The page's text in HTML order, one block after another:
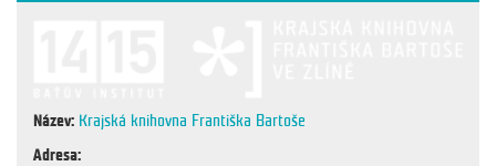
Název: Krajská knihovna Františka Bartoše
Adresa: